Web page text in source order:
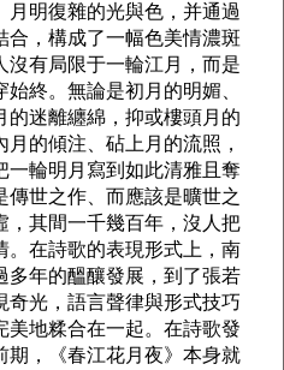
明復雜的光與色，并通過
合，構成了一幅色美情濃斑
沒有局限于一輪江月，而是
終。無論是初月的明媚、
的迷離纏綿，抑或樓頭月的
的傾注、砧上月的流照，
一輪明月寫到如此清雅且奪
傳世之作、而應該是曠世之
，其間一千幾百年，沒人把
。在詩歌的表現形式上，南
多年的醞釀發展，到了張若
奇光，語言聲律與形式技巧
美地糅合在一起。在詩歌發
期，《春江花月夜》本身就